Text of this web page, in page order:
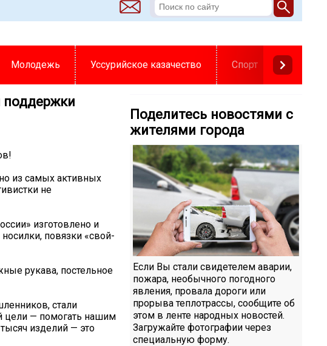
Молодежь Уссурийское казачество Спорт
поддержки
из самых активных
не
изготовлено и
повязки «свой-
рукава, постельное
стали
цели — помогать нашим
изделий — это
Поделитесь новостями с
жителями города
Если Вы стали свидетелем аварии,
пожара, необычного погодного
явления, провала дороги или
прорыва теплотрассы, сообщите об
этом в ленте народных новостей.
Загружайте фотографии через
специальную форму.